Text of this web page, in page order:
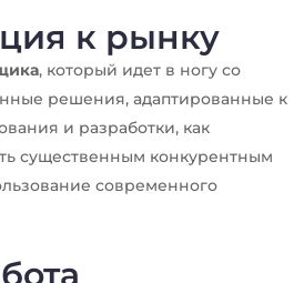
к рынку
, который идет в ногу со
решения, адаптированные к
и разработки, как
существенным конкурентным
современного